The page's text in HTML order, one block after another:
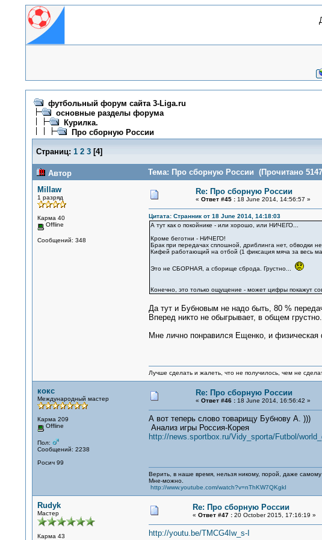
футбольный форум сайта 3-Liga.ru
основные разделы форума
Курилка.
Про сборную России
Страниц: 1 2 3[4]
Автор
Тема: Про сборную России (Прочитано
Millaw
1 разряд
Карма 40
Offline
Сообщений: 348
Re: Про сборную России
« Ответ #45 :18 June 2014, 14:56:57 »
Цитата: Странник от 18 June 2014, 14:18:03
А тут как о покойнике - или хорошо, или НИЧЕГО...
Кроме беготни - НИЧЕГО!
Брак при передачах сплошной, дриблинга нет, обводки
Кифей работающий на отбой (1 фиксация мяча за весь
Это не СБОРНАЯ, а сборище сброда. Грустно...
Конечно, это только ощущение - может цифры покажут
Да тут и Бубновым не надо быть, 80 %
Вперед никто не обыгрывает, в общем грустно.
Мне лично понравился Ещенко, и
Лучше сделать и жалеть, что не получилось, чем не
кокс
Международный мастер
Карма 209
Offline
Пол:
Сообщений: 2238
Росич 99
Re: Про сборную России
« Ответ #46 :18 June 2014, 16:56:42 »
А вот теперь слово товарищу Бубнову А. )))
Анализ игры Россия-Корея
http://news.sportbox.ru/Vidy_sporta/Futbol/
Верить, в наше время, нельзя никому, порой, даже самому
Мне-можно.
http://www.youtube.com/watch?v=nThKW7QKgkI
Rudyk
Мастер
Карма 43
Re: Про сборную России
« Ответ #47 :20 October 2015, 17:16:19 »
http://youtu.be/TMCG4Iw_s-I